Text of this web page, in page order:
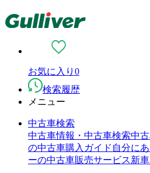
お気に入り 0
検索履歴
メニュー
中古車検索
中古車情報・中古車検索中
の中古車購入ガイド 自分に
ーの中古車販売サービス新